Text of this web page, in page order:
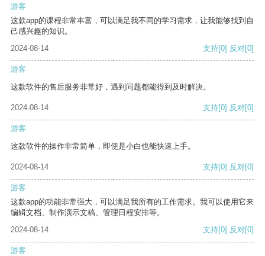
游客
这款app的课程非常丰富，可以满足我不同的学习需求，让我能够找到自
己感兴趣的知识。
2024-08-14
支持[0] 反对[0]
游客
这款软件的售后服务非常好，遇到问题都能得到及时解决。
2024-08-14 支持[0] 反对[0]
游客
这款软件的操作非常简单，即使是小白也能快速上手。
2024-08-14 支持[0] 反对[0]
游客
这款app的功能非常强大，可以满足我所有的工作需求。我可以使用它来
编辑文档、制作演示文稿、管理日程安排等。
2024-08-14
支持[0] 反对[0]
游客